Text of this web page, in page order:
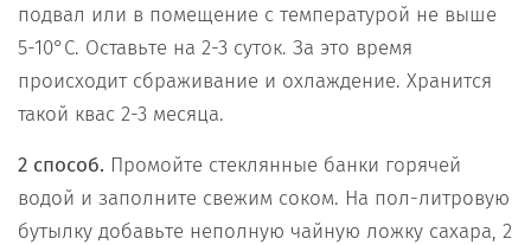
подвал или в помещение с температурой не выше
5-10°C. Оставьте на 2-3 суток. За это время
происходит сбраживание и охлаждение. Хранится
такой квас 2-3 месяца.
2 способ. Промойте стеклянные банки горячей
водой и заполните свежим соком. На пол-литровую
бутылку добавьте неполную чайную ложку сахара, 2